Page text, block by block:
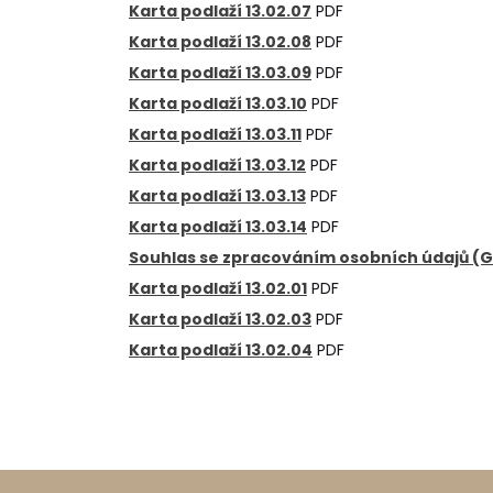
Karta podlaží 13.02.07 PDF
Karta podlaží 13.02.08 PDF
Karta podlaží 13.03.09 PDF
Karta podlaží 13.03.10 PDF
Karta podlaží 13.03.11 PDF
Karta podlaží 13.03.12 PDF
Karta podlaží 13.03.13 PDF
Karta podlaží 13.03.14 PDF
Souhlas se zpracováním osobních údajů
Karta podlaží 13.02.01 PDF
Karta podlaží 13.02.03 PDF
Karta podlaží 13.02.04 PDF